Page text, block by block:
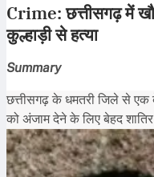
Crime: छत्तीसगढ़ में
कुल्हाड़ी से हत्या
Summary
छत्तीसगढ़ के धमतरी जिले से एक
को अंजाम देने के लिए बेहद